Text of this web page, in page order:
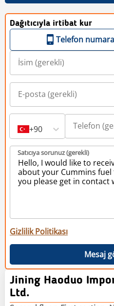
Dağıtıcıyla irtibat kur
Telefon
+90
Satıcıya sorunuz (gerekli)
Gizlilik Politikası
Mesaj
Jining Haoduo
Ltd.